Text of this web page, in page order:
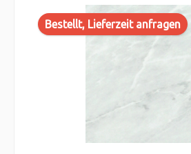
Bestellt, Lieferzeit anfragen